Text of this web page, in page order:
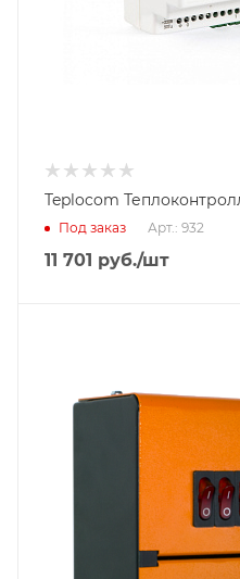
Teplocom
Под заказ Арт.: 932
11 701 руб./шт